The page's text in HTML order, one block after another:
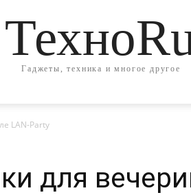
Гаджеты, техника и многое другое
LAN-Party
для